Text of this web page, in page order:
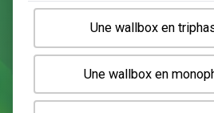
Quel type de